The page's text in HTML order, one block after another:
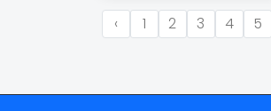
‹ 1 2 3 4 5